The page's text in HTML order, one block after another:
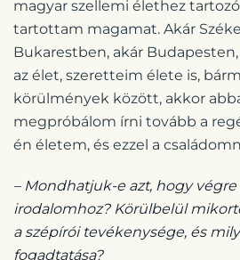
magyar szellemi élethez
tartottam magamat. Akár
Bukarestben, akár
az élet, szeretteim élete is,
körülmények között, akkor
megpróbálom írni tovább a
én életem, és ezzel a
– Mondhatjuk-e azt, hogy
irodalomhoz? Körülbelül
a szépírói tevékenysége, és
fogadtatása?